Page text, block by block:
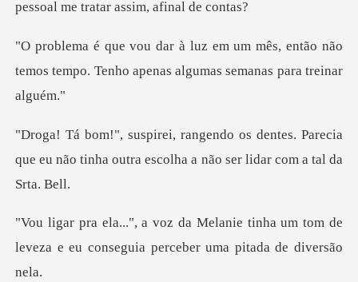
mês, então não
temos tempo. Tenho apen
ntes. Parecia
que eu não tinha outra escol
ie tinha um tom de
leveza e eu consegu